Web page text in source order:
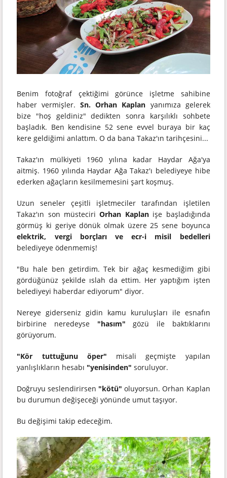
Benim fotoğraf çektiğimi görünce işletme sahibine
haber vermişler.Sn. Orhan Kaplan yanımıza gelerek
bize "hoş geldiniz" dedikten sonra karşılıklı sohbete
başladık. Ben kendisine 52 sene evvel buraya bir kaç
kere geldiğimi anlattım. O da bana Takaz'ın tarihçesini...
Takaz'ın mülkiyeti 1960 yılına kadar Haydar Ağa'ya
aitmiş. 1960 yılında Haydar Ağa Takaz'ı belediyeye hibe
ederken ağaçların kesilmemesini şart koşmuş.
Uzun seneler çeşitli işletmeciler tarafından işletilen
Takaz'ın son müsteciriOrhan Kaplanişe başladığında
görmüş ki geriye dönük olmak üzere 25 sene boyunca
elektrik, vergi borçları ve ecr-i misil bedelleri
belediyeye ödenmemiş!
"Bu hale ben getirdim. Tek bir ağaç kesmediğim gibi
gördüğünüz şekilde ıslah da ettim. Her yaptığım işten
belediyeyi haberdar ediyorum" diyor.
Nereye giderseniz gidin kamu kuruluşları ile esnafın
birbirine neredeyse "hasım" gözü ile baktıklarını
görüyorum.
"Kör tuttuğunu öper" misali geçmişte yapılan
yanlışlıkların hesabı "yenisinden" soruluyor.
Doğruyu seslendirirsen "kötü" oluyorsun. Orhan Kaplan
bu durumun değişeceği yönünde umut taşıyor.
Bu değişimi takip edeceğim.